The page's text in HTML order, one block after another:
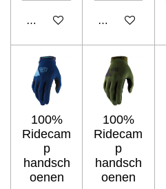
In winkelwagen In winkelwagen
100%
Ridecam
p
handsch
oenen
100%
Ridecam
p
handsch
oenen